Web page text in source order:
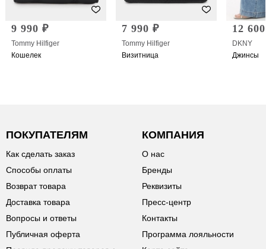
9 990 ₽
Tommy Hilfiger
Кошелек
7 990 ₽
Tommy Hilfiger
Визитница
12
DKNY
Джинсы
ПОКУПАТЕЛЯМ
Как сделать заказ
Способы оплаты
Возврат товара
Доставка товара
Вопросы и ответы
Публичная оферта
КОМПАНИЯ
О нас
Бренды
Реквизиты
Пресс-центр
Контакты
Программа лояльности